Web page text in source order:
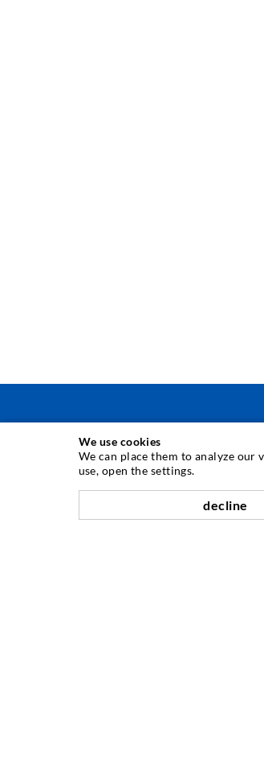
ΤΕΧΝΟΛΟΓΙΑ ΕΓΧΥΣΗΣ
Εγχύσεις σε ρωγμές
Οριζόντια σφράγιση
We use cookies
We can place them to analyze
use, open the settings.
decline